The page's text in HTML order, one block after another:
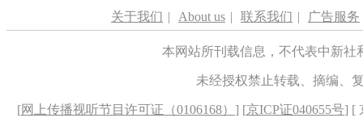
关于我们 | About us | 联系我们 | 广告服务
本网站所刊载信息，不代表中新
未经授权禁止转载、摘编、
[网上传播视听节目许可证（0106168） ] [京ICP证040655号] [